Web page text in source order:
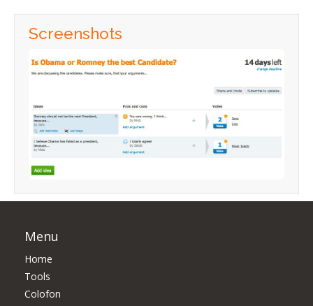
Screenshots
Menu
Home
Tools
Colofon